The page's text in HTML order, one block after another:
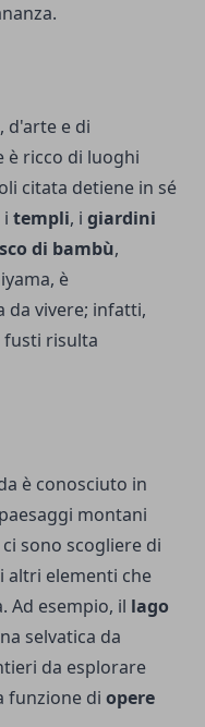
d'arte e di
è ricco di luoghi
citata detiene in sé
i templi, i giardini
di bambù,
è
da vivere; infatti,
fusti risulta
è conosciuto in
montani
sono scogliere di
altri elementi che
Ad esempio, il lago
selvatica da
da esplorare
funzione di opere